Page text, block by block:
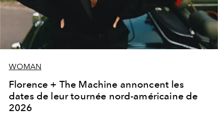
WOMAN
Florence + The Machine annoncent les
dates de leur tournée nord-américaine de
2026